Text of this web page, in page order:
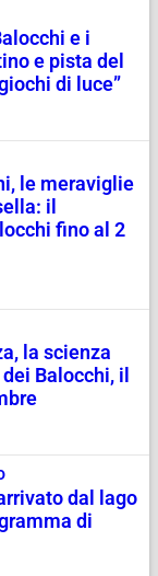
e i
e pista del
di luce”
le meraviglie
il
fino al 2
la scienza
Balocchi, il
dal lago
di